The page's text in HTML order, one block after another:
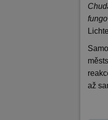
až